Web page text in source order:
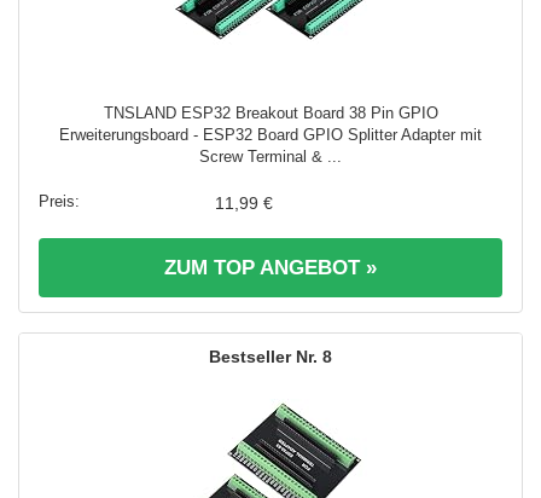
TNSLAND ESP32 Breakout Board 38 Pin GPIO
Erweiterungsboard - ESP32 Board GPIO Splitter Adapter mit
Screw Terminal & ...
11,99 €
ZUM TOP ANGEBOT »
8